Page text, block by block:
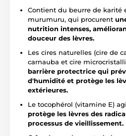
Contient du beurre de karité
murumuru, qui procurent
nutrition intenses,
douceur des lèvres.
Les cires naturelles (cire de
carnauba et cire
barrière protectrice qui
d'humidité et protège les
extérieures.
Le tocophérol (vitamine E)
protège les lèvres des
processus de vieillissement.